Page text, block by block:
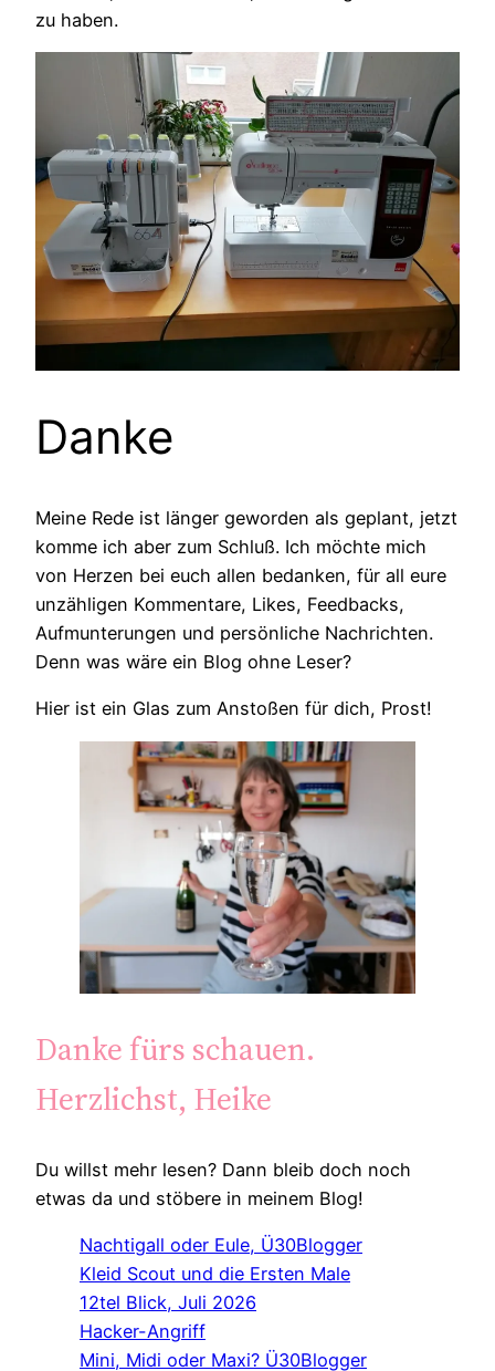
zu haben.
Danke
Meine Rede ist länger geworden als geplant, jetzt
komme ich aber zum Schluß. Ich möchte mich
von Herzen bei euch allen bedanken, für all eure
unzähligen Kommentare, Likes, Feedbacks,
Aufmunterungen und persönliche Nachrichten.
Denn was wäre ein Blog ohne Leser?
Hier ist ein Glas zum Anstoßen für dich, Prost!
Danke fürs schauen.
Herzlichst, Heike
Du willst mehr lesen? Dann bleib doch noch
etwas da und stöbere in meinem Blog!
Nachtigall oder Eule, Ü30Blogger
Kleid Scout und die Ersten Male
12tel Blick, Juli 2026
Hacker-Angriff
Mini, Midi oder Maxi? Ü30Blogger